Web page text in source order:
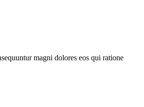
magni dolores eos qui ratione